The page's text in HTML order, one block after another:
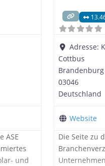
ASE
und
Adresse:
Cottbus
Brandenburg
03046
Deutschland
Website
Die Seite zu